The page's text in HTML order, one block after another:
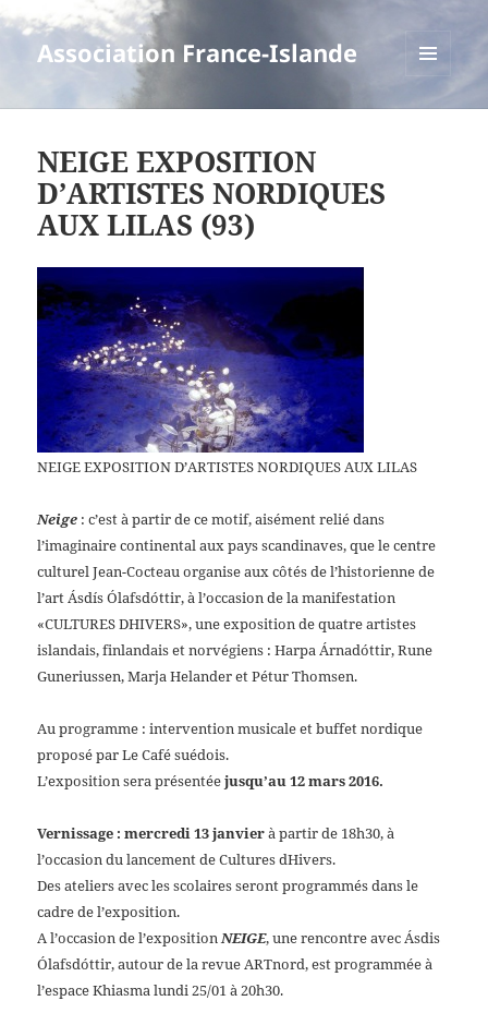
Association France-Islande
NEIGE EXPOSITION
D’ARTISTES NORDIQUES
AUX LILAS (93)
NEIGEEXPOSITION D’ARTISTES NORDIQUES AUX LILAS
Neige : c’est à partir de ce motif, aisément relié dans
l’imaginaire continental aux pays scandinaves, que le centre
culturel Jean-Cocteau organise aux côtés de l’historienne de
l’art Ásdís Ólafsdóttir, à l’occasion de la manifestation
«CULTURES DHIVERS», une exposition de quatre artistes
islandais, finlandais et norvégiens : Harpa Árnadóttir, Rune
Guneriussen, Marja Helander et Pétur Thomsen.
Au programme : intervention musicale et buffet nordique
proposé par Le Café suédois.
L’exposition sera présentéejusqu’au 12 mars 2016.
Vernissage : mercredi 13 janvierà partir de 18h30, à
l’occasion du lancement de Cultures dHivers.
Des ateliers avec les scolaires seront programmés dans le
cadre de l’exposition.
A l’occasion de l’expositionNEIGE, une rencontre avec Ásdis
Ólafsdóttir, autour de la revue ARTnord, est programmée à
l’espace Khiasma lundi 25/01 à 20h30.